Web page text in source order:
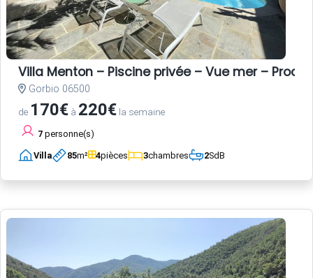
Villa Menton – Piscine privée – Vue mer –
Gorbio 06500
de 170€ à 220€ la semaine
7 personne(s)
Villa 85m² 4pièces 3chambres 2SdB